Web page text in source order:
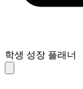
학생 성장 플래너